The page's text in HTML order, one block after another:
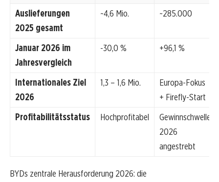
Auslieferungen
2025 gesamt
~4,6 Mio. ~285.000
Januar 2026 im
Jahresvergleich
-30,0 % +96,1 %
Internationales Ziel
2026
1,3 – 1,6 Mio.
Europa-Fokus
+ Firefly-Start
Profitabilitätsstatus
Hochprofitabel
Gewinnschwelle
2026
angestrebt
BYDs zentrale Herausforderung 2026: die